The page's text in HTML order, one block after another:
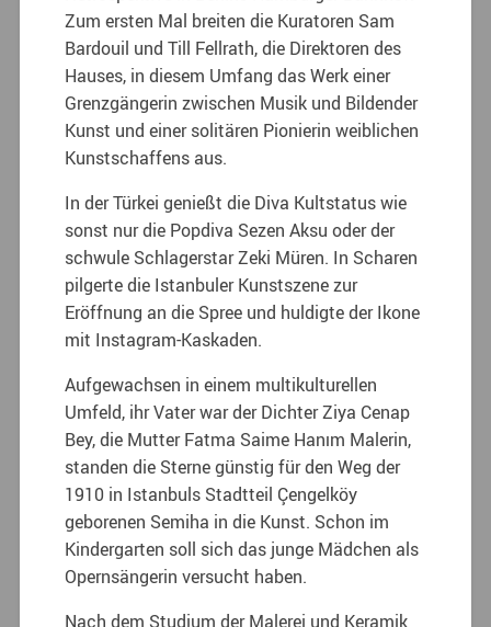
Zum ersten Mal breiten die Kuratoren Sam
Bardouil und Till Fellrath, die Direktoren des
Hauses, in diesem Umfang das Werk einer
Grenzgängerin zwischen Musik und Bildender
Kunst und einer solitären Pionierin weiblichen
Kunstschaffens aus.
In der Türkei genießt die Diva Kultstatus wie
sonst nur die Popdiva Sezen Aksu oder der
schwule Schlagerstar Zeki Müren. In Scharen
pilgerte die Istanbuler Kunstszene zur
Eröffnung an die Spree und huldigte der Ikone
mit Instagram-Kaskaden.
Aufgewachsen in einem multikulturellen
Umfeld, ihr Vater war der Dichter Ziya Cenap
Bey, die Mutter Fatma Saime Hanım Malerin,
standen die Sterne günstig für den Weg der
1910 in Istanbuls Stadtteil Çengelköy
geborenen Semiha in die Kunst. Schon im
Kindergarten soll sich das junge Mädchen als
Opernsängerin versucht haben.
Nach dem Studium der Malerei und Keramik